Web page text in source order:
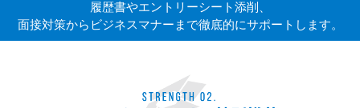
履歴書やエントリーシート添削、
面接対策からビジネスマナーまで徹底的にサポートします。